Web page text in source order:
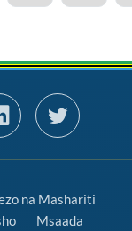
na Mashariti
Msaada